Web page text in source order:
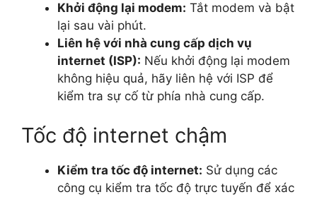
Khởi động lại modem: Tắt modem và bật
lại sau vài phút.
Liên hệ với nhà cung cấp dịch vụ
internet (ISP): Nếu khởi động lại modem
không hiệu quả, hãy liên hệ với ISP để
kiểm tra sự cố từ phía nhà cung cấp.
Tốc độ internet chậm
Kiểm tra tốc độ internet: Sử dụng các
công cụ kiểm tra tốc độ trực tuyến để xác